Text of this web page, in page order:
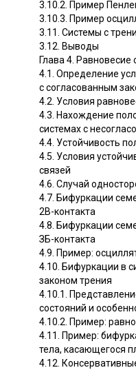
3.10.2. Пример
3.10.3. Пример
3.11. Системы с
3.12. Выводы
Глава 4. Равновесие
4.1. Определение
с согласованным
4.2. Условия
4.3. Нахождение
системах с
4.4. Устойчивость
4.5. Условия
связей
4.6. Случай
4.7. Бифуркации
2В-контакта
4.8. Бифуркации
ЗБ-контакта
4.9. Пример:
4.10. Бифуркации в
законом трения
4.10.1.
состояний и
4.10.2. Пример:
4.11. Пример:
тела, касающегося
4.12.